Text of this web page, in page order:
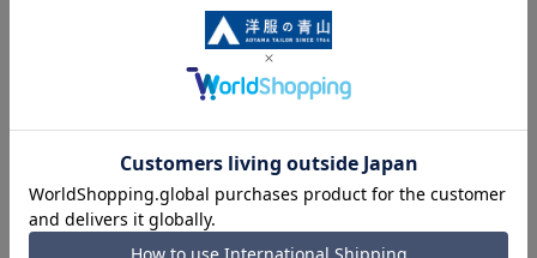
着用感や実際のサイズに若干の誤差が生じる場合がございま
■ブラウザやお使いのモニター環境、室内外等の撮影時の環境
合がございます。予めご了承ください。
■店舗や各モールサイトと商品在庫を共有しております関係
上、ご注文いただいたタイミングにより欠品が発生し、ご注文
を完了できない場合がございます。予めご了承ください。(お